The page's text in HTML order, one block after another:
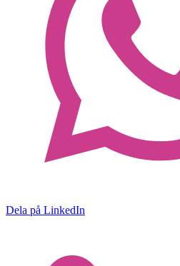
Dela på LinkedIn